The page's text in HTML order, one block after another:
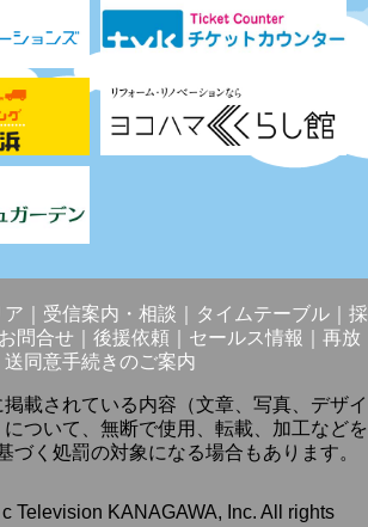
ア 受信案内・相談 タイムテーブル
採
お問合せ 後援依頼 セールス情報
再放
送同意手続きのご案内
載されている内容（文章、写真、デザイ
ついて、無断で使用、転載、加工などを
づく処罰の対象になる場合もあります。
c Television KANAGAWA, Inc. All rights